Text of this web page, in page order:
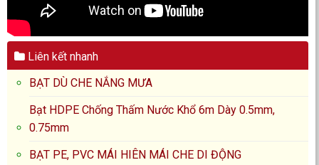
Liên kết nhanh
BẠT DÙ CHE NẮNG MƯA
Bạt HDPE Chống Thấm Nước Khổ 6m Dày 0.5mm,
0.75mm
BẠT PE, PVC MÁI HIÊN MÁI CHE DI ĐỘNG